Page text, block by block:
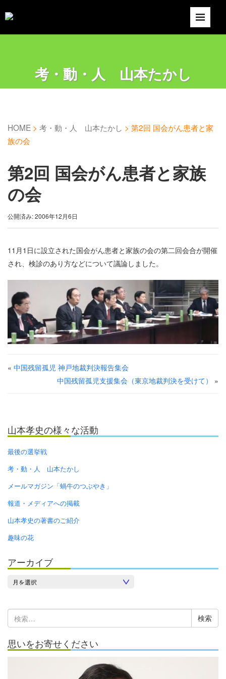
考・動・人 山本たかし
HOME > 考・動・人 山本たかし > 第2回 国会がん患者と家
族の会
第2回 国会がん患者と家族
の会
公開済み: 2006年12月6日
11月1日に設立された国会がん患者と家族の会の第二回会合が開催
され、検診のあり方などについて議論しました。
« 中国残留孤児 神戸地裁判決報告集会
中国残留孤児支援集会（東京地裁判決を受けて）
»
山本孝史の様々な活動
最後の選挙戦
考・動・人 山本たかし
メールマガジン「蝸牛のつぶやき」
報道・メディアへの掲載
山本孝史の著書のご紹介
趣味の花
アーカイブ
カ
索:
思いをお寄せください